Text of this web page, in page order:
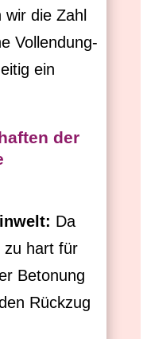
wir die Zahl
Vollendung-
ein
der
Da
zu hart für
Betonung
Rückzug